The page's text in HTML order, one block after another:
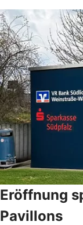
Eröffnung
Pavillons